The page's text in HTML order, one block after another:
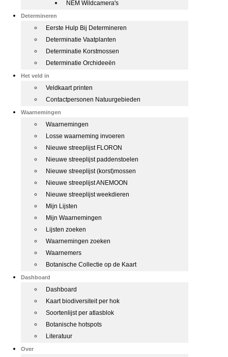
NEM Wildcamera's
Determineren
Eerste Hulp Bij Determineren
Determinatie Vaatplanten
Determinatie Korstmossen
Determinatie Orchideeën
Het veld in
Veldkaart printen
Contactpersonen Natuurgebieden
Waarnemingen
Waarnemingen
Losse waarneming invoeren
Nieuwe streeplijst FLORON
Nieuwe streeplijst paddenstoelen
Nieuwe streeplijst (korst)mossen
Nieuwe streeplijst ANEMOON
Nieuwe streeplijst weekdieren
Mijn Lijsten
Mijn Waarnemingen
Lijsten zoeken
Waarnemingen zoeken
Waarnemers
Botanische Collectie op de Kaart
Dashboard
Dashboard
Kaart biodiversiteit per hok
Soortenlijst per atlasblok
Botanische hotspots
Literatuur
Over